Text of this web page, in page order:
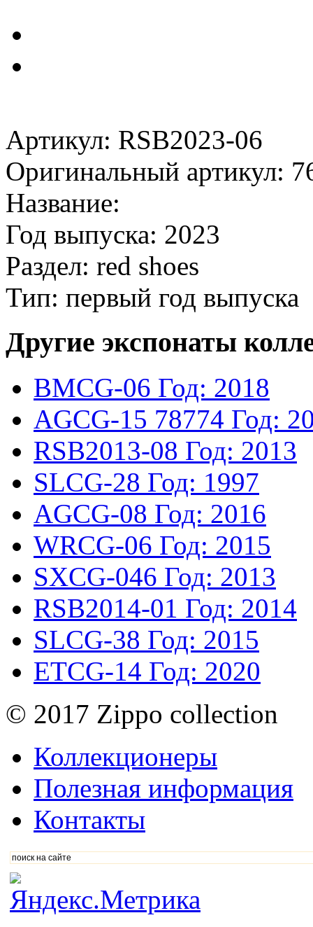
Артикул: RSB2023-06
Оригинальный артикул:
Название:
Год выпуска: 2023
Раздел: red shoes
Тип: первый год выпуска
Другие экспонаты
BMCG-06 Год: 2018
AGCG-15 78774 Год:
RSB2013-08 Год: 2013
SLCG-28 Год: 1997
AGCG-08 Год: 2016
WRCG-06 Год: 2015
SXCG-046 Год: 2013
RSB2014-01 Год: 2014
SLCG-38 Год: 2015
ETCG-14 Год: 2020
© 2017 Zippo collection
Коллекционеры
Полезная информация
Контакты